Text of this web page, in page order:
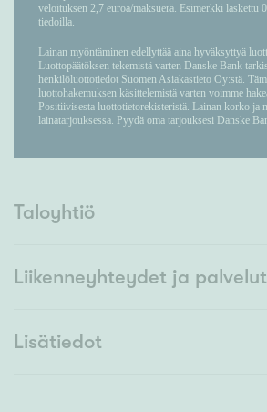
Taloyhtiö
Liikenneyhteydet ja palvelut
Lisätiedot